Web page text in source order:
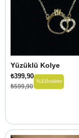
Yüzüklü Kolye
₺399,90
₺599,90
%33 İndirim